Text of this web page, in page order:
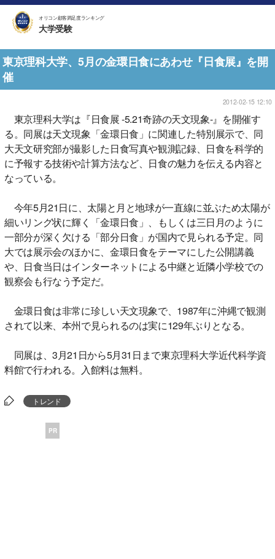
オリコン顧客満足度ランキング
大学受験
東京理科大学、5月の金環日食にあわせ『日食展』を開
催
2012-02-15 12:10
東京理科大学は『日食展 -5.21奇跡の天文現象-』を開催す
る。同展は天文現象「金環日食」に関連した特別展示で、同
大天文研究部が撮影した日食写真や観測記録、日食を科学的
に予報する技術や計算方法など、日食の魅力を伝える内容と
なっている。
今年5月21日に、太陽と月と地球が一直線に並ぶため太陽が
細いリング状に輝く「金環日食」、もしくは三日月のように
一部分が深く欠ける「部分日食」が国内で見られる予定。同
大では展示会のほかに、金環日食をテーマにした公開講義
や、日食当日はインターネットによる中継と近隣小学校での
観察会も行なう予定だ。
金環日食は非常に珍しい天文現象で、1987年に沖縄で観測
されて以来、本州で見られるのは実に129年ぶりとなる。
同展は、3月21日から5月31日まで東京理科大学近代科学資
料館で行われる。入館料は無料。
トレンド
PR